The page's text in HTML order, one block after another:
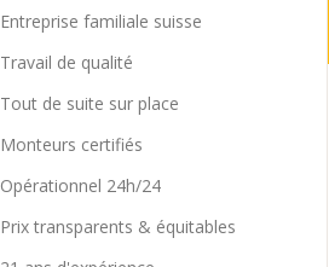
Entreprise familiale suisse
Travail de qualité
Tout de suite sur place
Monteurs certifiés
Opérationnel 24h/24
Prix transparents & équitables